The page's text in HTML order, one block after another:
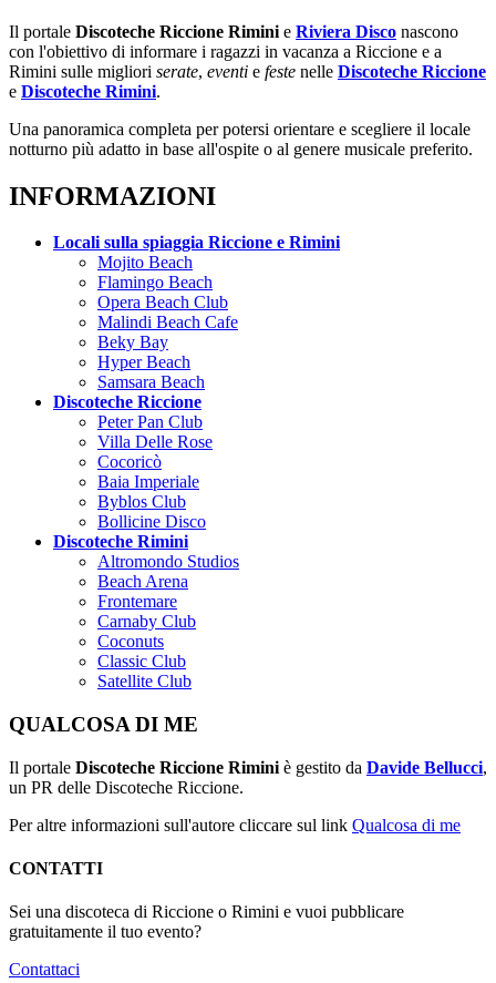
Il portale Discoteche Riccione Rimini e Riviera Disco nascono
con l'obiettivo di informare i ragazzi in vacanza a Riccione e a
Rimini sulle migliori serate, eventi e feste nelle Discoteche Riccione
e Discoteche Rimini.
Una panoramica completa per potersi orientare e scegliere il locale
notturno più adatto in base all'ospite o al genere musicale preferito.
INFORMAZIONI
Locali sulla spiaggia Riccione e Rimini
Mojito Beach
Flamingo Beach
Opera Beach Club
Malindi Beach Cafe
Beky Bay
Hyper Beach
Samsara Beach
Discoteche Riccione
Peter Pan Club
Villa Delle Rose
Cocoricò
Baia Imperiale
Byblos Club
Bollicine Disco
Discoteche Rimini
Altromondo Studios
Beach Arena
Frontemare
Carnaby Club
Coconuts
Classic Club
Satellite Club
QUALCOSA DI ME
Il portale Discoteche Riccione Rimini è gestito da Davide Bellucci,
un PR delle Discoteche Riccione.
Per altre informazioni sull'autore cliccare sul link Qualcosa di me
CONTATTI
Sei una discoteca di Riccione o Rimini e vuoi pubblicare
gratuitamente il tuo evento?
Contattaci